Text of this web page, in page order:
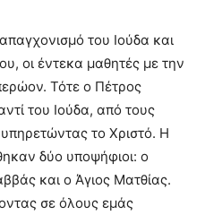
του Ιούδα και
οι έντεκα μαθητές με την
Τότε ο Πέτρος
του Ιούδα, από τους
το Χριστό. Η
δύο υποψήφιοι: ο
και ο Άγιος Ματθίας.
σε όλους εμάς